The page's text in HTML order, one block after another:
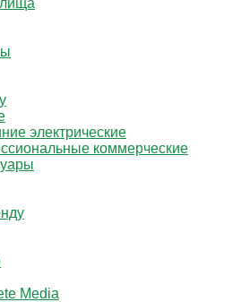
электрические
коммерческие
Media